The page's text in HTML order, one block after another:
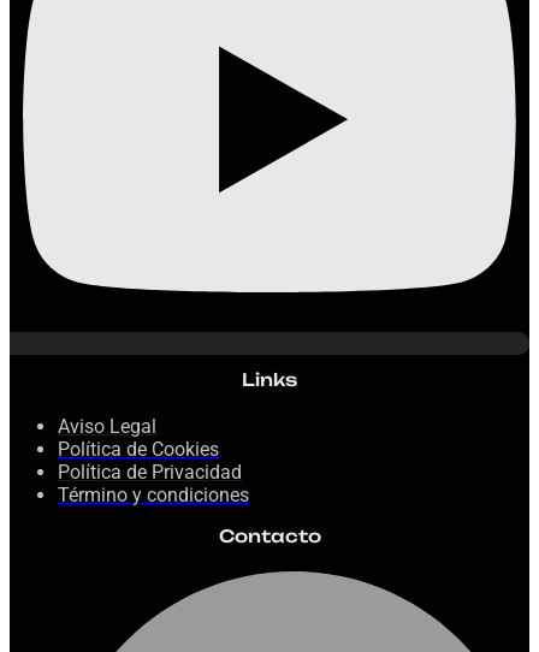
Links
Aviso Legal
Política de Cookies
Política de Privacidad
Término y condiciones
Contacto